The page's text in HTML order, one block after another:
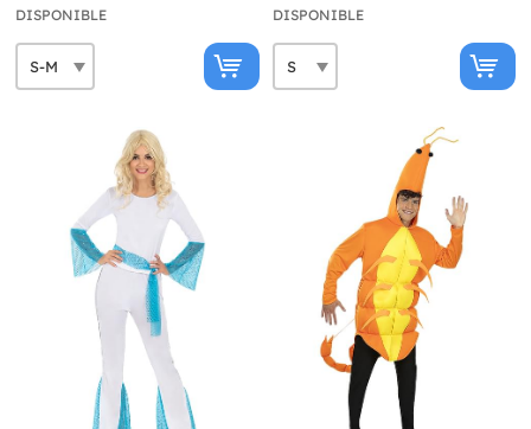
DISPONIBLE DISPONIBLE